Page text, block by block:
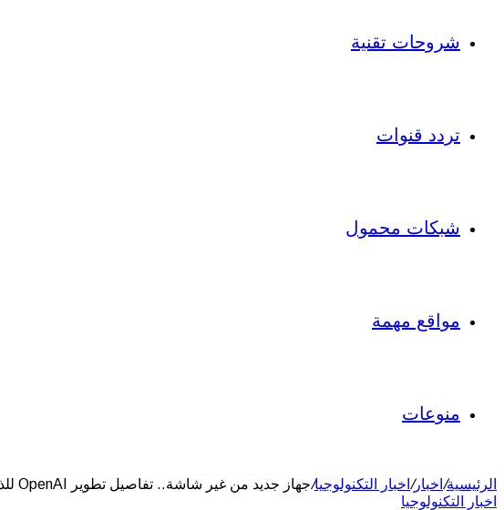
شروحات تقنية
تردد قنوات
شبكات محمول
مواقع مهمة
منوعات
الرئيسية/ اخبار/ اخبار التكنولوجيا/جهاز جديد من غير شاشة.. تفاصيل تطوير OpenAI للذكاء الاصطناعي الصوتي
اخبار التكنولوجيا